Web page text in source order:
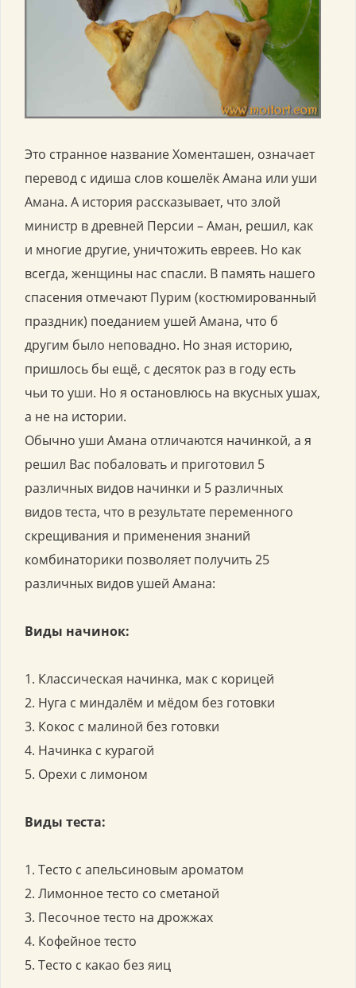
Это странное название Хоменташен, означает
перевод с идиша слов кошелёк Амана или уши
Амана. А история рассказывает, что злой
министр в древней Персии – Аман, решил, как
и многие другие, уничтожить евреев. Но как
всегда, женщины нас спасли. В память нашего
спасения отмечают Пурим (костюмированный
праздник) поеданием ушей Амана, что б
другим было неповадно. Но зная историю,
пришлось бы ещё, с десяток раз в году есть
чьи то уши. Но я остановлюсь на вкусных ушах,
а не на истории.
Обычно уши Амана отличаются начинкой, а я
решил Вас побаловать и приготовил 5
различных видов начинки и 5 различных
видов теста, что в результате переменного
скрещивания и применения знаний
комбинаторики позволяет получить 25
различных видов ушей Амана:
Виды начинок:
1. Классическая начинка, мак с корицей
2. Нуга с миндалём и мёдом без готовки
3. Кокос с малиной без готовки
4. Начинка с курагой
5. Орехи с лимоном
Виды теста:
1. Тесто с апельсиновым ароматом
2. Лимонное тесто со сметаной
3. Песочное тесто на дрожжах
4. Кофейное тесто
5. Тесто с какао без яиц